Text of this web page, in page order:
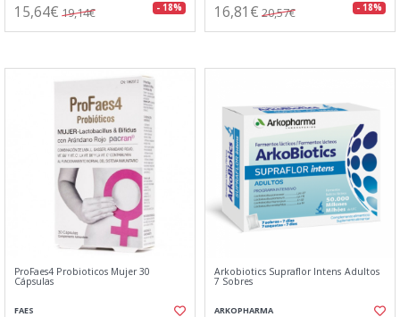
15,64€ 19,14€ - 18% 16,81€ 20,57€ - 18%
ProFaes4 Probioticos Mujer 30
Cápsulas
FAES
Arkobiotics Supraflor Intens Adultos
7 Sobres
ARKOPHARMA